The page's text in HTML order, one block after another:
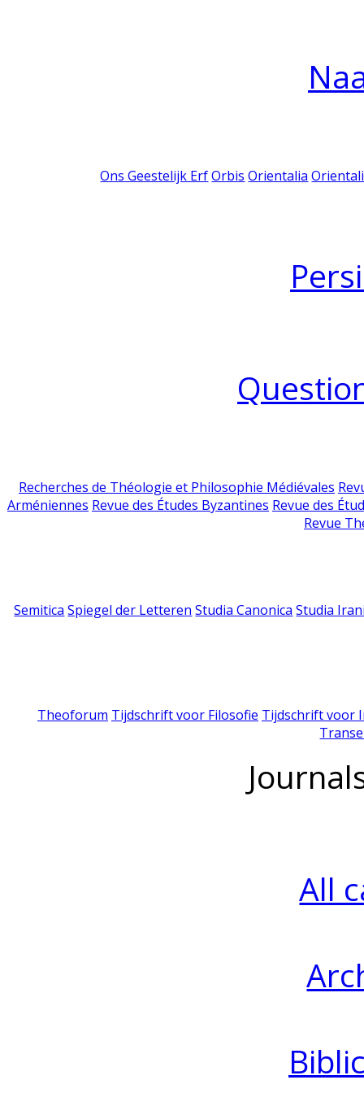
Ons Geestelijk Erf Orbis Orientalia
Recherches de Théologie et Philosophie Médiévales
Arméniennes Revue des Études Byzantines Revue des
Revue
Semitica Spiegel der Letteren Studia Canonica Studia
Theoforum Tijdschrift voor Filosofie Tijdschrift voor
All